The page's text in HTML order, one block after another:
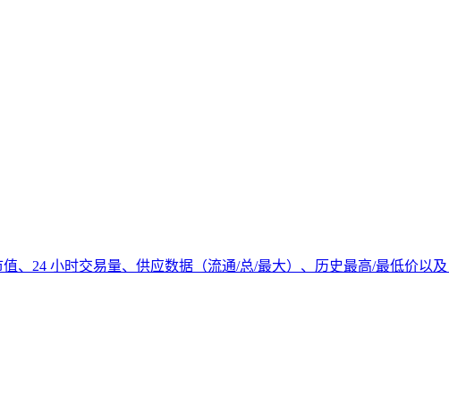
24 小时交易量、供应数据（流通/总/最大）、历史最高/最低价以及